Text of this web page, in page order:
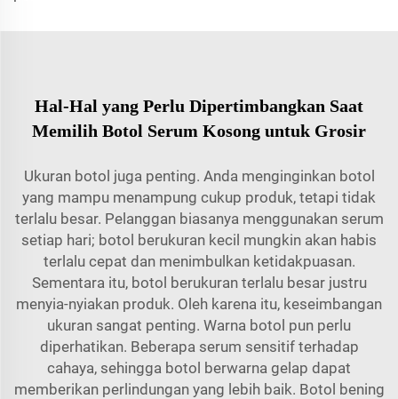
Hal-Hal yang Perlu Dipertimbangkan Saat
Memilih Botol Serum Kosong untuk Grosir
Ukuran botol juga penting. Anda menginginkan botol
yang mampu menampung cukup produk, tetapi tidak
terlalu besar. Pelanggan biasanya menggunakan serum
setiap hari; botol berukuran kecil mungkin akan habis
terlalu cepat dan menimbulkan ketidakpuasan.
Sementara itu, botol berukuran terlalu besar justru
menyia-nyiakan produk. Oleh karena itu, keseimbangan
ukuran sangat penting. Warna botol pun perlu
diperhatikan. Beberapa serum sensitif terhadap
cahaya, sehingga botol berwarna gelap dapat
memberikan perlindungan yang lebih baik. Botol bening